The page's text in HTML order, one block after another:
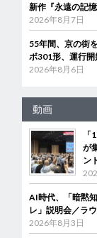
新作『永遠の記
2026年8月7日
55年間、京の街
ボ301形、運行
2026年8月6日
動画
が
ン
AI時代、「暗黙
レ」説明会／ラ
2026年8月3日